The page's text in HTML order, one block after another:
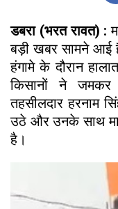
डबरा (भरत रावत) :
बड़ी खबर सामने आई
हंगामे के दौरान
किसानों ने जमकर
तहसीलदार हरनाम
उठे और उनके साथ
है।